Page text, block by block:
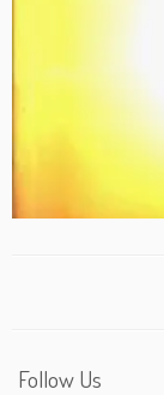
Follow Us